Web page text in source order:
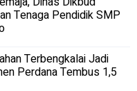
Tenaga Pendidik SMP
Terbengkalai Jadi
Perdana Tembus 1,5